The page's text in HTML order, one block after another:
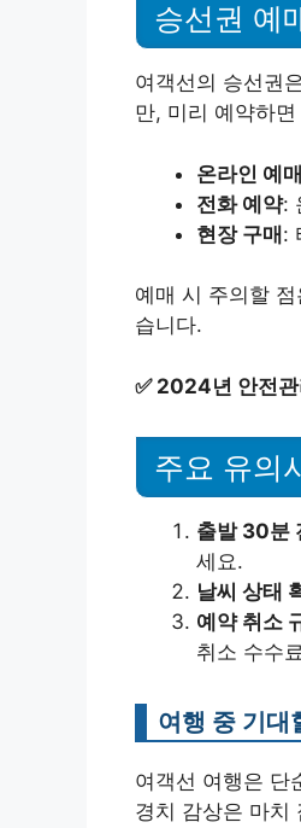
승선권 예
여객선의 승선권
만, 미리 예약하
온라인 예매
전화 예약:
현장 구매:
예매 시 주의할
습니다.
✅ 2024년 안전관
주요 유의
출발 30분
세요.
날씨 상태
예약 취소
취소 수수
여행 중 기대
여객선 여행은 단
경치 감상은 마치